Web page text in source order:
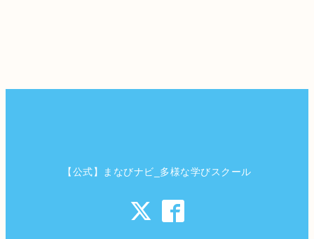
【公式】まなびナビ_多様な学びスクール